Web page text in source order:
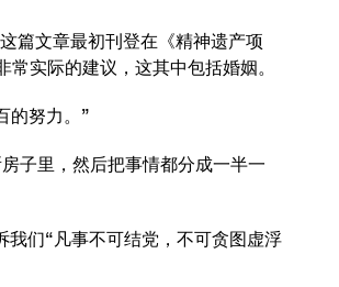
篇文章最初刊登在《精神遗产项
实际的建议，这其中包括婚姻。
的努力。”
子里，然后把事情都分成一半一
们“凡事不可结党，不可贪图虚浮